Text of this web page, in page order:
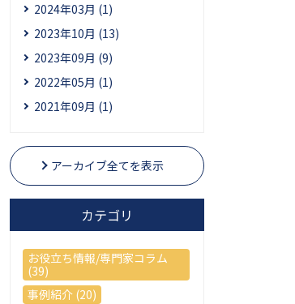
2024年03月 (1)
2023年10月 (13)
2023年09月 (9)
2022年05月 (1)
2021年09月 (1)
アーカイブ全てを表示
カテゴリ
お役立ち情報/専門家コラム
(39)
事例紹介 (20)